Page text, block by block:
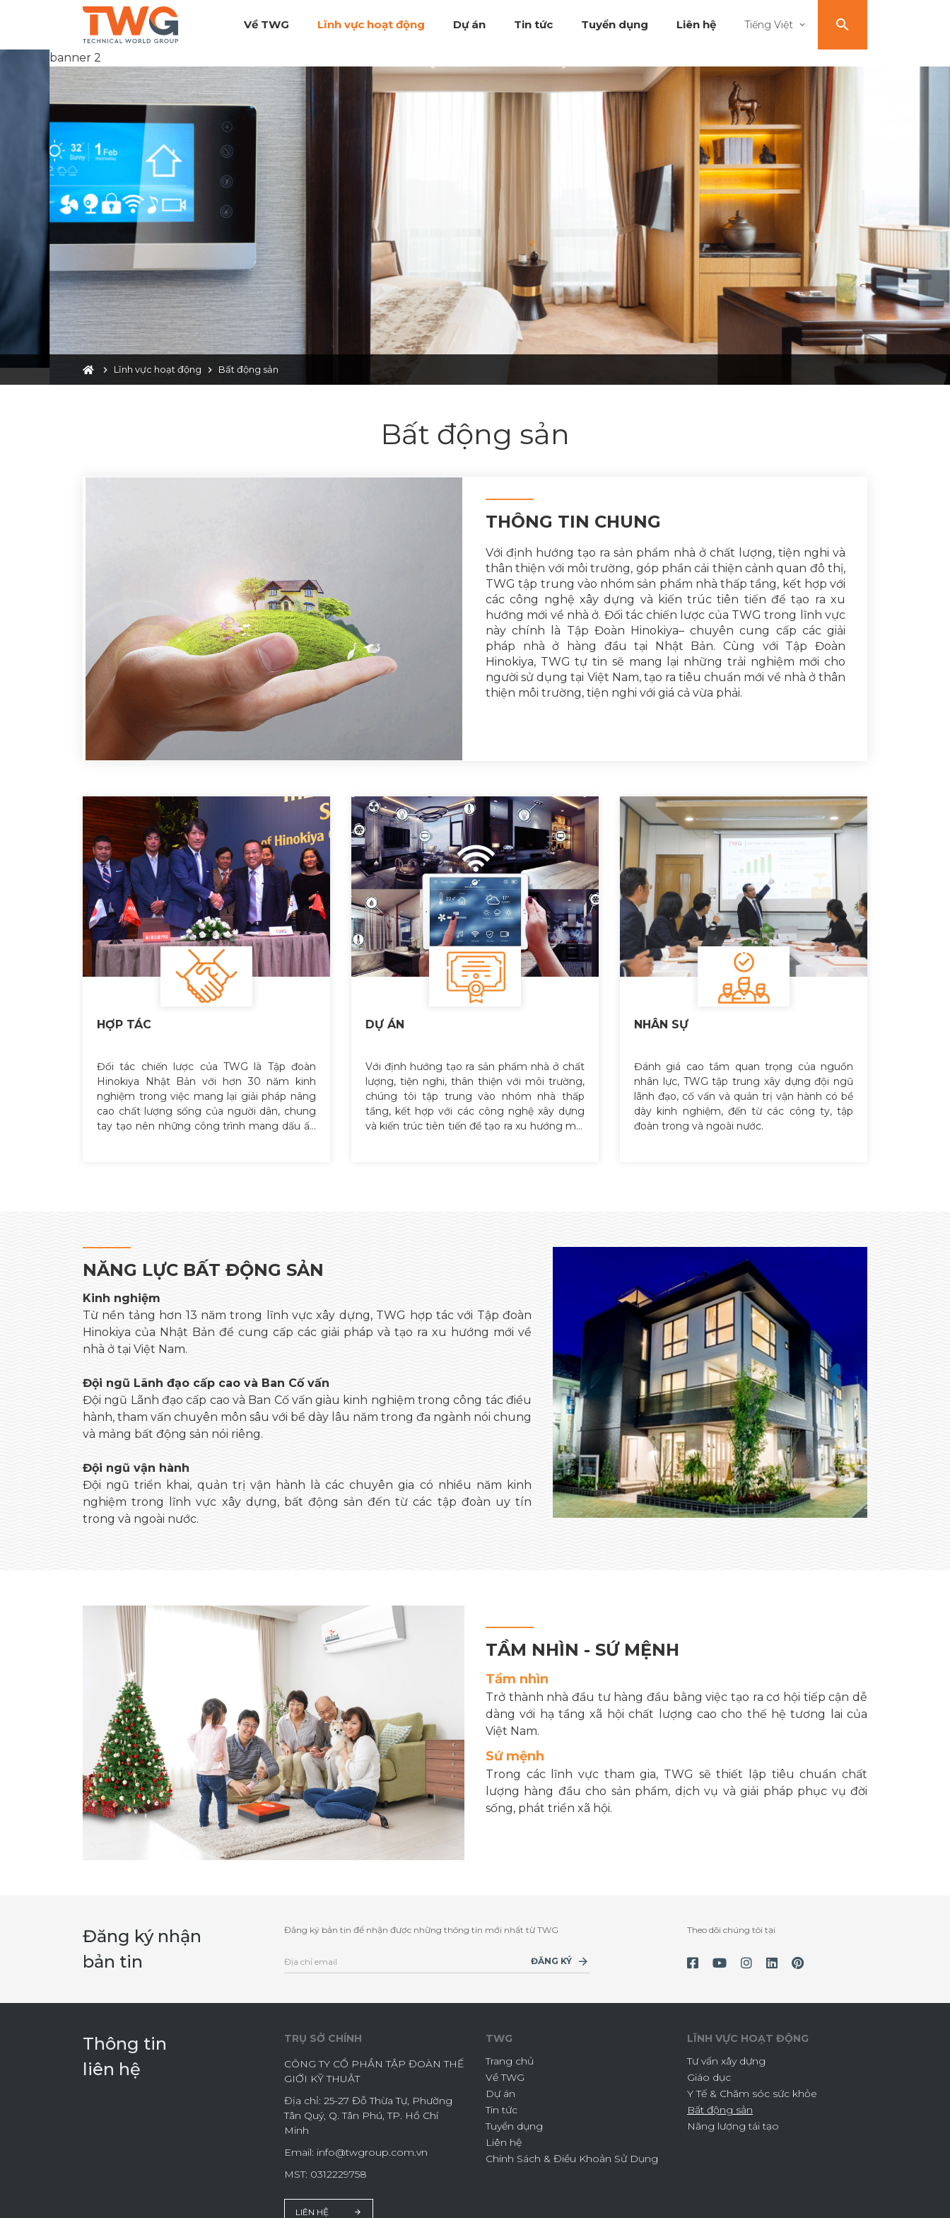
Về TWG Lĩnh vực hoạt động Dự án Tin tức Tuyển dụng Liên hệ Tiếng Việt
banner 2
Lĩnh vực hoạt động Bất động sản
Bất động sản
THÔNG TIN CHUNG
Với định hướng tạo ra sản phẩm nhà ở chất lượng, tiện nghi và
thân thiện với môi trường, góp phần cải thiện cảnh quan đô thị,
TWG tập trung vào nhóm sản phẩm nhà thấp tầng, kết hợp với
các công nghệ xây dựng và kiến trúc tiên tiến để tạo ra xu
hướng mới về nhà ở. Đối tác chiến lược của TWG trong lĩnh vực
này chính là Tập Đoàn Hinokiya– chuyên cung cấp các giải
pháp nhà ở hàng đầu tại Nhật Bản. Cùng với Tập Đoàn
Hinokiya, TWG tự tin sẽ mang lại những trải nghiệm mới cho
người sử dụng tại Việt Nam, tạo ra tiêu chuẩn mới về nhà ở thân
thiện môi trường, tiện nghi với giá cả vừa phải.
HỢP TÁC
Đối tác chiến lược của TWG là Tập đoàn
Hinokiya Nhật Bản với hơn 30 năm kinh
nghiệm trong việc mang lại giải pháp nâng
cao chất lượng sống của người dân, chung
tay tạo nên những công trình mang dấu ấn
DỰ ÁN
Với định hướng tạo ra sản phẩm nhà ở chất
lượng, tiện nghi, thân thiện với môi trường,
chúng tôi tập trung vào nhóm nhà thấp
tầng, kết hợp với các công nghệ xây dựng
và kiến trúc tiên tiến để tạo ra xu hướng mới
NHÂN SỰ
Đánh giá cao tầm quan trọng của nguồn
nhân lực, TWG tập trung xây dựng đội ngũ
lãnh đạo, cố vấn và quản trị vận hành có bề
dày kinh nghiệm, đến từ các công ty, tập
đoàn trong và ngoài nước.
NĂNG LỰC BẤT ĐỘNG SẢN
Kinh nghiệm
Từ nền tảng hơn 13 năm trong lĩnh vực xây dựng, TWG hợp tác với Tập đoàn
Hinokiya của Nhật Bản để cung cấp các giải pháp và tạo ra xu hướng mới về
nhà ở tại Việt Nam.
Đội ngũ Lãnh đạo cấp cao và Ban Cố vấn
Đội ngũ Lãnh đạo cấp cao và Ban Cố vấn giàu kinh nghiệm trong công tác điều
hành, tham vấn chuyên môn sâu với bề dày lâu năm trong đa ngành nói chung
và mảng bất động sản nói riêng.
Đội ngũ vận hành
Đội ngũ triển khai, quản trị vận hành là các chuyên gia có nhiều năm kinh
nghiệm trong lĩnh vực xây dựng, bất động sản đến từ các tập đoàn uy tín
trong và ngoài nước.
TẦM NHÌN - SỨ MỆNH
Tầm nhìn
Trở thành nhà đầu tư hàng đầu bằng việc tạo ra cơ hội tiếp cận dễ
dàng với hạ tầng xã hội chất lượng cao cho thế hệ tương lai của
Việt Nam.
Sứ mệnh
Trong các lĩnh vực tham gia, TWG sẽ thiết lập tiêu chuẩn chất
lượng hàng đầu cho sản phẩm, dịch vụ và giải pháp phục vụ đời
sống, phát triển xã hội.
Đăng ký nhận
bản tin
Đăng ký bản tin để nhận được những thông tin mới nhất từ TWG
ĐĂNG KÝ
Theo dõi chúng tôi tại
Thông tin
liên hệ
TRỤ SỞ CHÍNH
CÔNG TY CỔ PHẦN TẬP ĐOÀN THẾ
GIỚI KỸ THUẬT
Địa chỉ: 25-27 Đỗ Thừa Tự, Phường
Tân Quý, Q. Tân Phú, TP. Hồ Chí
Minh
Email: info@twgroup.com.vn
MST: 0312229758
LIÊN HỆ
TWG
Trang chủ
Về TWG
Dự án
Tin tức
Tuyển dụng
Liên hệ
Chính Sách & Điều Khoản Sử Dụng
LĨNH VỰC HOẠT ĐỘNG
Tư vấn xây dựng
Giáo dục
Y Tế & Chăm sóc sức khỏe
Bất động sản
Năng lượng tái tạo